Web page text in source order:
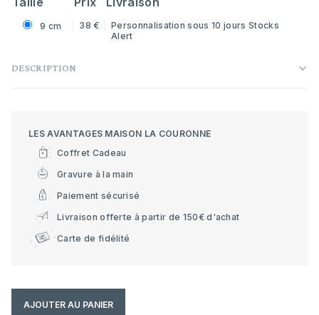
9 cm 38 € Personnalisation sous 10 jours Stocks
Alert
DESCRIPTION
LES AVANTAGES MAISON LA COURONNE
Coffret Cadeau
Gravure à la main
Paiement sécurisé
Livraison offerte à partir de 150€ d'achat
Carte de fidélité
AJOUTER AU PANIER